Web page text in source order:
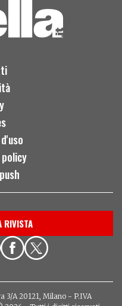
RIVISTA
3/A 20121, Milano - P.IVA